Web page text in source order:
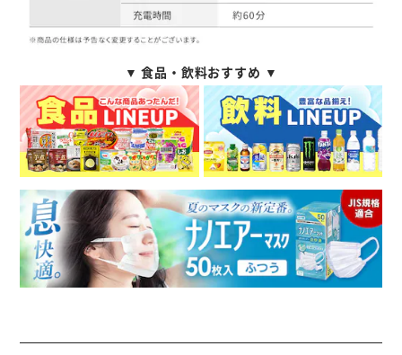
▼ 食品・飲料おすすめ ▼